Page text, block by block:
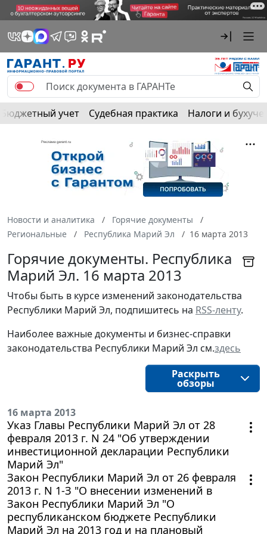
Бюджетный учет Судебная практика Налоги и
Новости и аналитика
Горячие документы
Региональные
Республика Марий Эл 16 марта 2013
Горячие документы. Республика
Марий Эл. 16 марта 2013
Чтобы быть в курсе изменений законодательства
Республики Марий Эл, подпишитесь на RSS-ленту.
Наиболее важные документы и бизнес-справки
законодательства Республики Марий Эл см.здесь
Раскрыть
обзоры
16 марта 2013
Указ Главы Республики Марий Эл от 28
февраля 2013 г. N 24 "Об утверждении
инвестиционной декларации Республики
Марий Эл"
Закон Республики Марий Эл от 26 февраля
2013 г. N 1-З "О внесении изменений в
Закон Республики Марий Эл "О
республиканском бюджете Республики
Марий Эл на 2013 год и на плановый